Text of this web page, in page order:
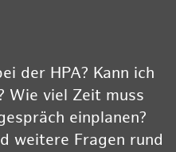
der HPA? Kann ich
Wie viel Zeit muss
einplanen?
weitere Fragen rund